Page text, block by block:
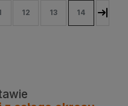
12 13 14